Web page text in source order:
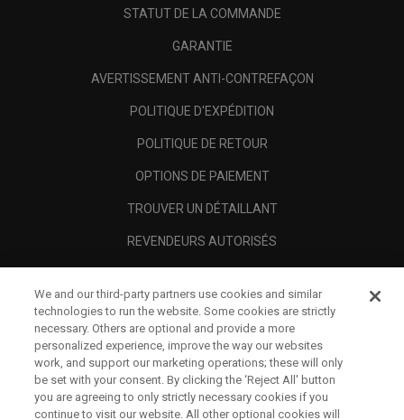
STATUT DE LA COMMANDE
GARANTIE
AVERTISSEMENT ANTI-CONTREFAÇON
POLITIQUE D'EXPÉDITION
POLITIQUE DE RETOUR
OPTIONS DE PAIEMENT
TROUVER UN DÉTAILLANT
REVENDEURS AUTORISÉS
A PROPOS
MENTIONS LÉGALES
We and our third-party partners use cookies and similar
technologies to run the website. Some cookies are strictly
necessary. Others are optional and provide a more
personalized experience, improve the way our websites
work, and support our marketing operations; these will only
be set with your consent. By clicking the ‘Reject All' button
you are agreeing to only strictly necessary cookies if you
continue to visit our website. All other optional cookies will